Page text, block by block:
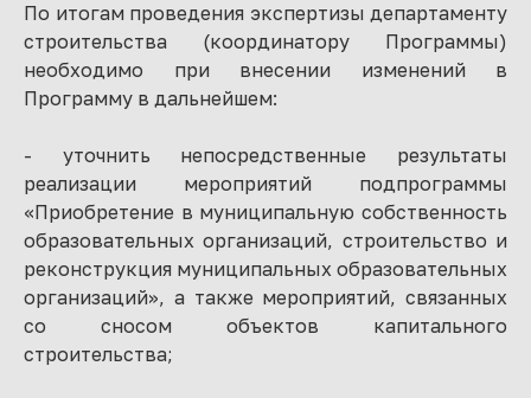
По итогам проведения экспертизы департаменту
строительства (координатору Программы)
необходимо при внесении изменений в
Программу в дальнейшем:
- уточнить непосредственные результаты
реализации мероприятий подпрограммы
«Приобретение в муниципальную собственность
образовательных организаций, строительство и
реконструкция муниципальных образовательных
организаций», а также мероприятий, связанных
со сносом объектов капитального
строительства;